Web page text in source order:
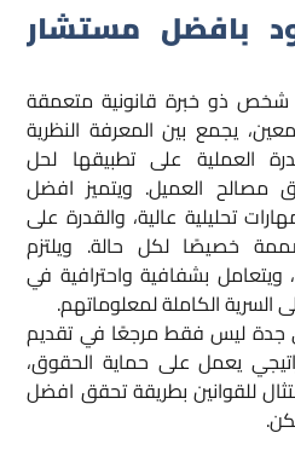
بافضل مستشار
ذو خبرة قانونية متعمقة
يجمع بين المعرفة النظرية
العملية على تطبيقها لحل
مصالح العميل. ويتميز افضل
تحليلية عالية، والقدرة على
خصيصًا لكل حالة. ويلتزم
ويتعامل بشفافية واحترافية في
السرية الكاملة لمعلوماتهم.
ليس فقط مرجعًا في تقديم
يعمل على حماية الحقوق،
للقوانين بطريقة تحقق افضل